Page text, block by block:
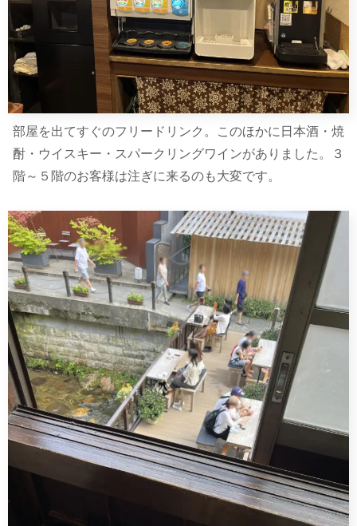
部屋を出てすぐのフリードリンク。このほかに日本酒・焼
酎・ウイスキー・スパークリングワインがありました。３
階～５階のお客様は注ぎに来るのも大変です。